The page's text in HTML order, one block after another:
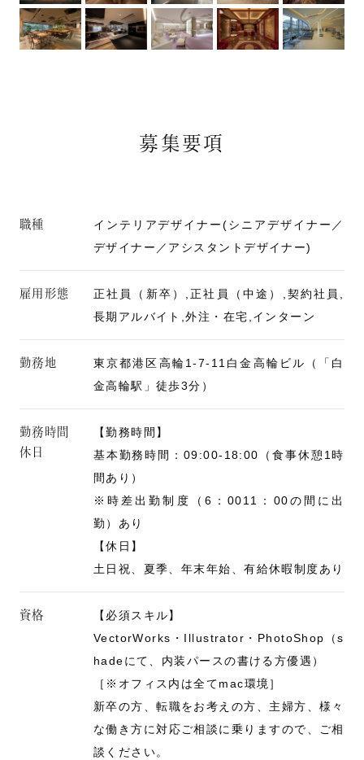
募集要項
職種
インテリアデザイナー(シニアデザイナー／
デザイナー／アシスタントデザイナー)
雇用形態
正社員（新卒）,正社員（中途）,契約社員,
長期アルバイト,外注・在宅,インターン
勤務地
東京都港区高輪1-7-11白金高輪ビル（「白
金高輪駅」徒歩3分）
勤務時間
休日
【勤務時間】
基本勤務時間：09:00-18:00（食事休憩1時
間あり）
※時差出勤制度（6：0011：00の間に出
勤）あり
【休日】
土日祝、夏季、年末年始、有給休暇制度あり
資格
【必須スキル】
VectorWorks・Illustrator・PhotoShop（s
hadeにて、内装パースの書ける方優遇）
［※オフィス内は全てmac環境］
新卒の方、転職をお考えの方、主婦方、様々
な働き方に対応ご相談に乗りますので、ご相
談ください。